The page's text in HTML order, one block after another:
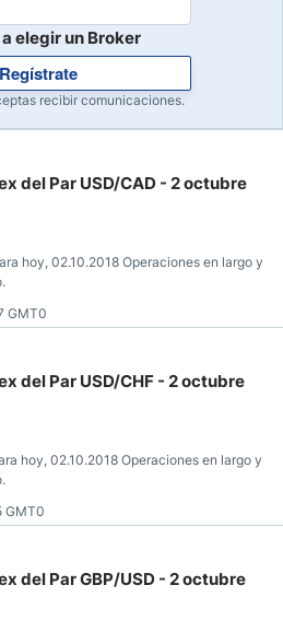
elegir un Broker
Regístrate
recibir comunicaciones.
del Par USD/CAD - 2 octubre
hoy, 02.10.2018 Operaciones en largo y
GMT0
del Par USD/CHF - 2 octubre
hoy, 02.10.2018 Operaciones en largo y
GMT0
del Par GBP/USD - 2 octubre